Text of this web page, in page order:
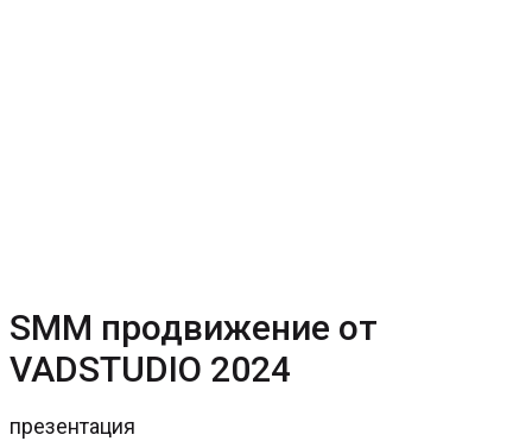
SMM продвижение от
VADSTUDIO 2024
презентация